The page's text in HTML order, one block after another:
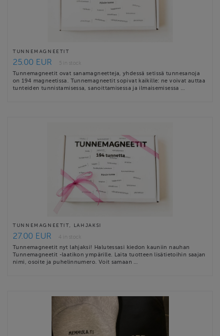
TUNNEMAGNEETIT
25.00 EUR
5 in stock
Tunnemagneetit ovat sanamagneetteja, yhdessä setissä tunnesanoja
on 194 magneetissa. Tunnemagneetit sopivat kaikille: ne voivat auttaa
tunteiden tunnistamisessa, sanoittamisessa ja ilmaisemisessa …
TUNNEMAGNEETIT, LAHJAKSI
27.00 EUR
4 in stock
Tunnemagneetit nyt lahjaksi! Halutessasi kiedon kauniin nauhan
Tunnemagneetit -laatikon ympärille. Laita tuotteen lisätietoihin saajan
nimi, osoite ja puhelinnumero. Voit samaan …